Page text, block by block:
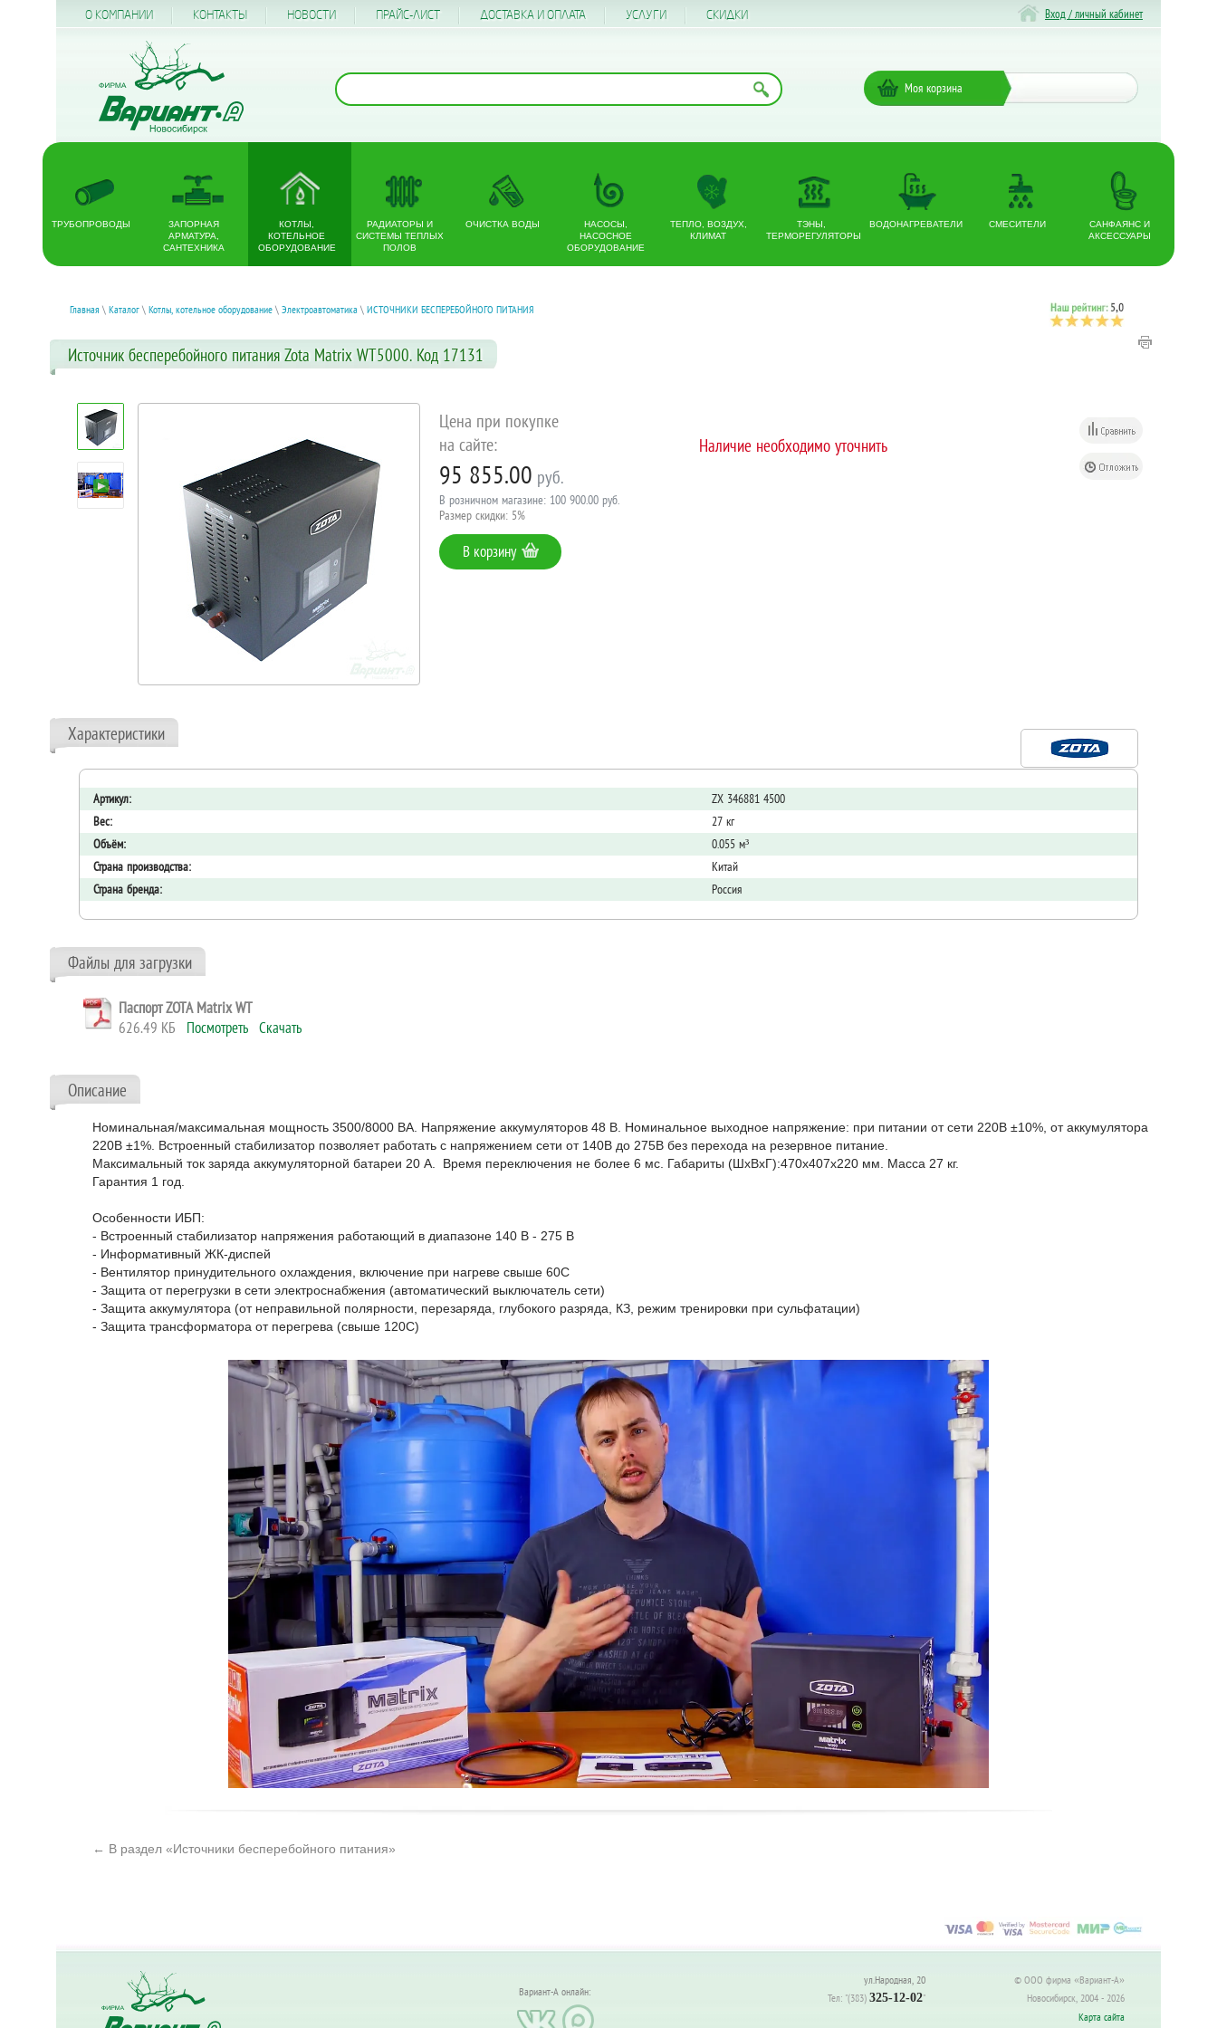
О КОМПАНИИ КОНТАКТЫ НОВОСТИ ПРАЙС-ЛИСТ ДОСТАВКА И ОПЛАТА УСЛУГИ CКИДКИ Вход / личный кабинет
Моя корзина
ТРУБОПРОВОДЫ
ЗАПОРНАЯ
АРМАТУРА,
САНТЕХНИКА
КОТЛЫ,
КОТЕЛЬНОЕ
ОБОРУДОВАНИЕ
РАДИАТОРЫ И
СИСТЕМЫ ТЕПЛЫХ
ПОЛОВ
ОЧИСТКА ВОДЫ
НАСОСЫ,
НАСОСНОЕ
ОБОРУДОВАНИЕ
ТЕПЛО, ВОЗДУХ,
КЛИМАТ
ТЭНЫ,
ТЕРМОРЕГУЛЯТОРЫ
ВОДОНАГРЕВАТЕЛИ СМЕСИТЕЛИ
САНФАЯНС И
АКСЕССУАРЫ
Главная \ Каталог \ Котлы, котельное оборудование \ Электроавтоматика \ ИСТОЧНИКИ БЕСПЕРЕБОЙНОГО ПИТАНИЯ
Источник бесперебойного питания Zota Matrix WT5000. Код 17131
Наличие необходимо уточнить
Источник бесперебойного питания ZOTA “Matrix“
Цена при покупке
на сайте:
95 855.00 руб.
В розничном магазине: 100 900.00 руб.
Размер скидки: 5%
В корзину
Характеристики
Артикул:
ZX 346881 4500
Вес:
27 кг
Объём:
0.055 м³
Страна производства:
Китай
Страна бренда:
Россия
Файлы для загрузки
Паспорт ZOTA Matrix WT
626.49 КБ Посмотреть Скачать
Описание
Номинальная/максимальная мощность 3500/8000 ВА. Напряжение аккумуляторов 48 В. Номинальное выходное напряжение: при питании от сети 220В ±10%, от аккумулятора
220В ±1%. Встроенный стабилизатор позволяет работать с напряжением сети от 140В до 275В без перехода на резервное питание.
Максимальный ток заряда аккумуляторной батареи 20 А. Время переключения не более 6 мс. Габариты (ШхВхГ):470х407х220 мм. Масса 27 кг.
Гарантия 1 год.
Особенности ИБП:
- Встроенный стабилизатор напряжения работающий в диапазоне 140 В - 275 В
- Информативный ЖК-диспей
- Вентилятор принудительного охлаждения, включение при нагреве свыше 60С
- Защита от перегрузки в сети электроснабжения (автоматический выключатель сети)
- Защита аккумулятора (от неправильной полярности, перезаряда, глубокого разряда, КЗ, режим тренировки при сульфатации)
- Защита трансформатора от перегрева (свыше 120С)
← В раздел «Источники бесперебойного питания»
Вариант-А онлайн:
ул.Народная, 20
Тел: "(383) 325-12-02"
© ООО фирма «Вариант-А»
Новосибирск, 2004 - 2026
Карта сайта